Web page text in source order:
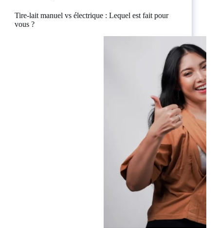
Tire-lait manuel vs électrique : Lequel est fait pour
vous ?